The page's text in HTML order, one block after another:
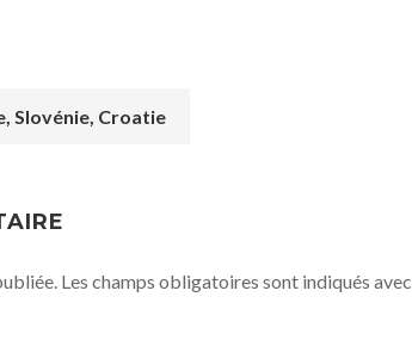
Slovénie, Croatie
Les champs obligatoires sont indiqués avec